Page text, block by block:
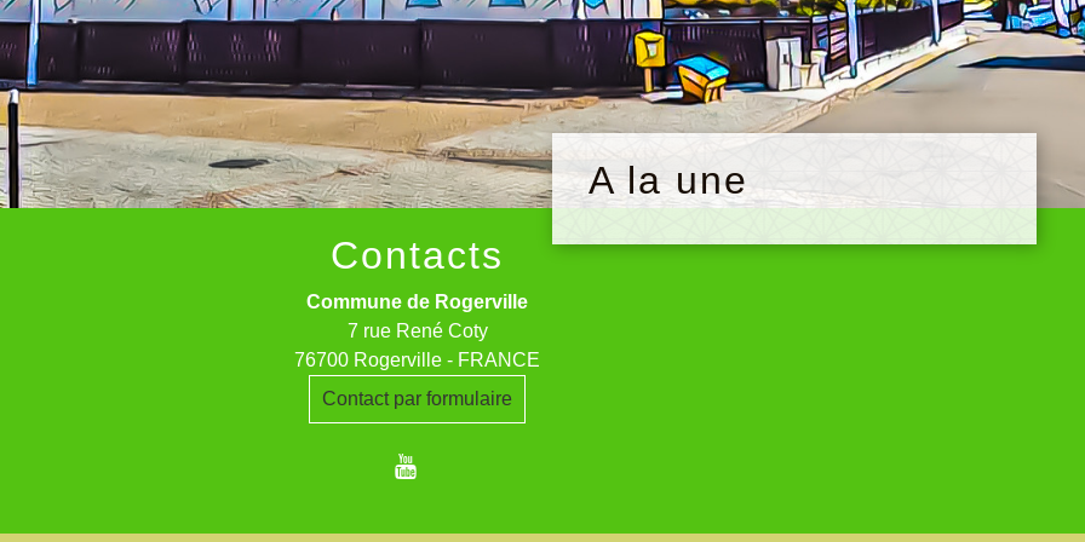
A la une
Contacts
Commune de Rogerville
7 rue René Coty
76700 Rogerville - FRANCE
Contact par formulaire